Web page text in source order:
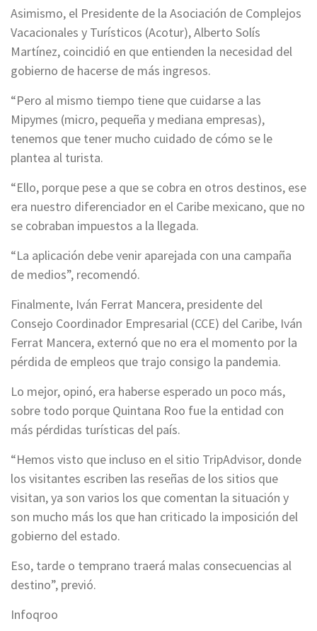
Asimismo, el Presidente de la Asociación de Complejos
Vacacionales y Turísticos (Acotur), Alberto Solís
Martínez, coincidió en que entienden la necesidad del
gobierno de hacerse de más ingresos.
“Pero al mismo tiempo tiene que cuidarse a las
Mipymes (micro, pequeña y mediana empresas),
tenemos que tener mucho cuidado de cómo se le
plantea al turista.
“Ello, porque pese a que se cobra en otros destinos, ese
era nuestro diferenciador en el Caribe mexicano, que no
se cobraban impuestos a la llegada.
“La aplicación debe venir aparejada con una campaña
de medios”, recomendó.
Finalmente, Iván Ferrat Mancera, presidente del
Consejo Coordinador Empresarial (CCE) del Caribe, Iván
Ferrat Mancera, externó que no era el momento por la
pérdida de empleos que trajo consigo la pandemia.
Lo mejor, opinó, era haberse esperado un poco más,
sobre todo porque Quintana Roo fue la entidad con
más pérdidas turísticas del país.
“Hemos visto que incluso en el sitio TripAdvisor, donde
los visitantes escriben las reseñas de los sitios que
visitan, ya son varios los que comentan la situación y
son mucho más los que han criticado la imposición del
gobierno del estado.
Eso, tarde o temprano traerá malas consecuencias al
destino”, previó.
Infoqroo